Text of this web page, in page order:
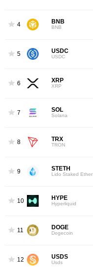
4 BNB
BNB
5 USDC
USDC
6 XRP
XRP
7 SOL
Solana
8 TRX
TRON
9 STETH
Lido Staked Ether
10 HYPE
Hyperliquid
11 DOGE
Dogecoin
12 USDS
Usds